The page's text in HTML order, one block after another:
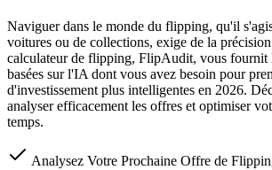
Naviguer dans le monde du flipping, qu'il
voitures ou de collections, exige de la
calculateur de flipping, FlipAudit, vous fournit
basées sur l'IA dont vous avez besoin pour
d'investissement plus intelligentes en 2026.
analyser efficacement les offres et optimiser
temps.
Analysez Votre Prochaine Offre de